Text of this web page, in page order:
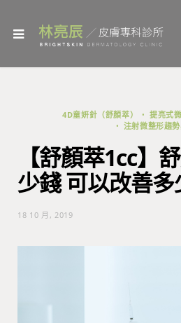
4D童妍針（舒顏萃） 提亮式
注射微整形趨
【舒顏萃1cc】
少錢 可以改善多
18 10 月, 2019